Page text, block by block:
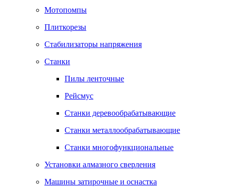
Мотопомпы
Плиткорезы
Стабилизаторы напряжения
Станки
Пилы ленточные
Рейсмус
Станки деревообрабатывающие
Станки металлообрабатывающие
Станки многофункциональные
Установки алмазного сверления
Машины затирочные и оснастка